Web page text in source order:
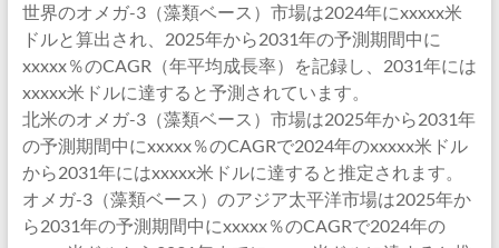
世界のオメガ-3（藻類ベース）市場は2024年にxxxxx米
ドルと算出され、2025年から2031年の予測期間中に
xxxxx％のCAGR（年平均成長率）を記録し、2031年には
xxxxx米ドルに達すると予測されています。
北米のオメガ-3（藻類ベース）市場は2025年から2031年
の予測期間中にxxxxx％のCAGRで2024年のxxxxx米ドル
から2031年にはxxxxx米ドルに達すると推定されます。
オメガ-3（藻類ベース）のアジア太平洋市場は2025年か
ら2031年の予測期間中にxxxxx％のCAGRで2024年の